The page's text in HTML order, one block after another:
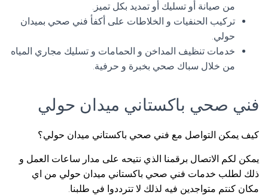
من صيانة أو تسليك أو تمديد بكل تميز.
تركيب الحنفيات و الخلاطات على أكفأ فني صحي بميدان
حولي.
خدمات تنظيف المداخن و الحمامات و تسليك مجاري المياه
من خلال سباك صحي بخبرة و حرفية.
فني صحي باكستاني ميدان حولي
كيف يمكن التواصل مع فني صحي باكستاني ميدان حولي؟
يمكن لكم الاتصال برقمنا الذي نتيحه على مدار ساعات العمل و
ذلك لطلب خدمات فني صحي باكستاني ميدان حولي من اي
مكان كنتم متواجدين فيه لذلك لا تترددوا في طلبنا.